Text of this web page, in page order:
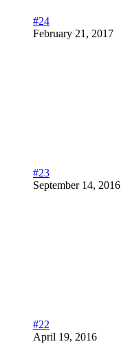
#24
February 21, 2017
#23
September 14, 2016
#22
April 19, 2016